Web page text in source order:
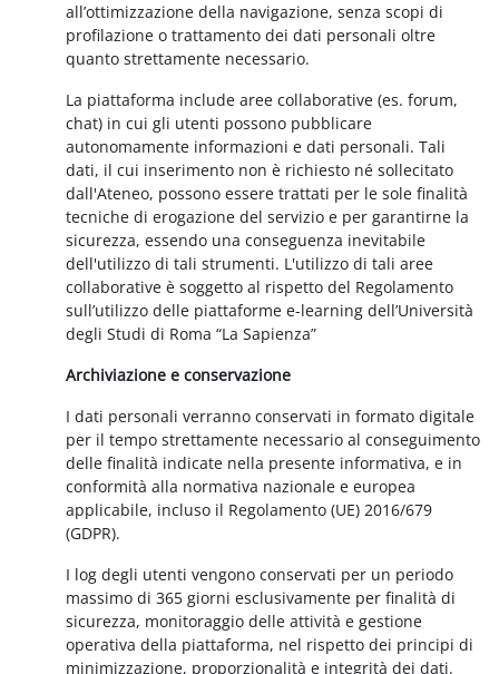
all’ottimizzazione della navigazione, senza scopi di
profilazione o trattamento dei dati personali oltre
quanto strettamente necessario.
La piattaforma include aree collaborative (es. forum,
chat) in cui gli utenti possono pubblicare
autonomamente informazioni e dati personali. Tali
dati, il cui inserimento non è richiesto né sollecitato
dall'Ateneo, possono essere trattati per le sole finalità
tecniche di erogazione del servizio e per garantirne la
sicurezza, essendo una conseguenza inevitabile
dell'utilizzo di tali strumenti. L'utilizzo di tali aree
collaborative è soggetto al rispetto del Regolamento
sull’utilizzo delle piattaforme e-learning dell’Università
degli Studi di Roma “La Sapienza”
Archiviazione e conservazione
I dati personali verranno conservati in formato digitale
per il tempo strettamente necessario al conseguimento
delle finalità indicate nella presente informativa, e in
conformità alla normativa nazionale e europea
applicabile, incluso il Regolamento (UE) 2016/679
(GDPR).
I log degli utenti vengono conservati per un periodo
massimo di 365 giorni esclusivamente per finalità di
sicurezza, monitoraggio delle attività e gestione
operativa della piattaforma, nel rispetto dei principi di
minimizzazione, proporzionalità e integrità dei dati.